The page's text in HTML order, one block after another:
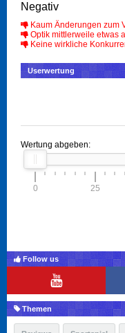
Negativ
Kaum Änderungen zum
Optik mittlerweile etwas
Keine wirkliche
Userwertung
Wertung abgeben:
0 25
Follow us
Themen